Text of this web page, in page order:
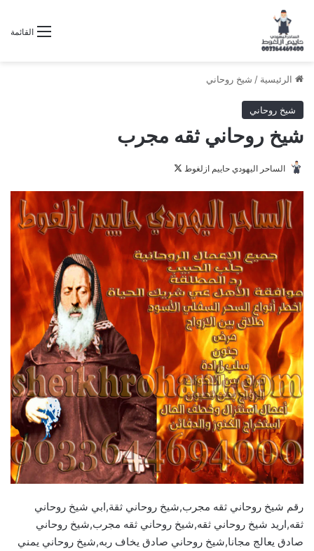
القائمة
الرئيسية / شيخ روحاني
شيخ روحاني
شيخ روحاني ثقه مجرب
الساحر اليهودي حاييم ازلغوط
رقم شيخ روحاني ثقه مجرب,شيخ روحاني ثقة,ابي شيخ روحاني
ثقه,اريد شيخ روحاني ثقه,شيخ روحاني ثقه مجرب,شيخ روحاني
صادق يعالج مجانا,شيخ روحاني صادق يخاف ربه,شيخ روحاني يمني